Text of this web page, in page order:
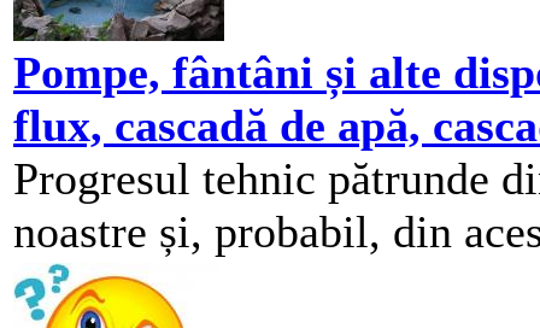
Pompe, fântâni și alte
flux, cascadă de apă,
Progresul tehnic pătrunde
noastre și, probabil, din